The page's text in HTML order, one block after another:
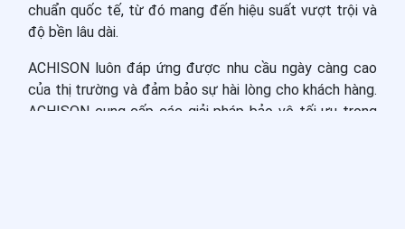
chuẩn quốc tế, từ đó mang đến hiệu suất vượt trội và
độ bền lâu dài.
ACHISON luôn đáp ứng được nhu cầu ngày càng cao
của thị trường và đảm bảo sự hài lòng cho khách hàng.
ACHISON cung cấp các giải pháp bảo vệ tối ưu trong